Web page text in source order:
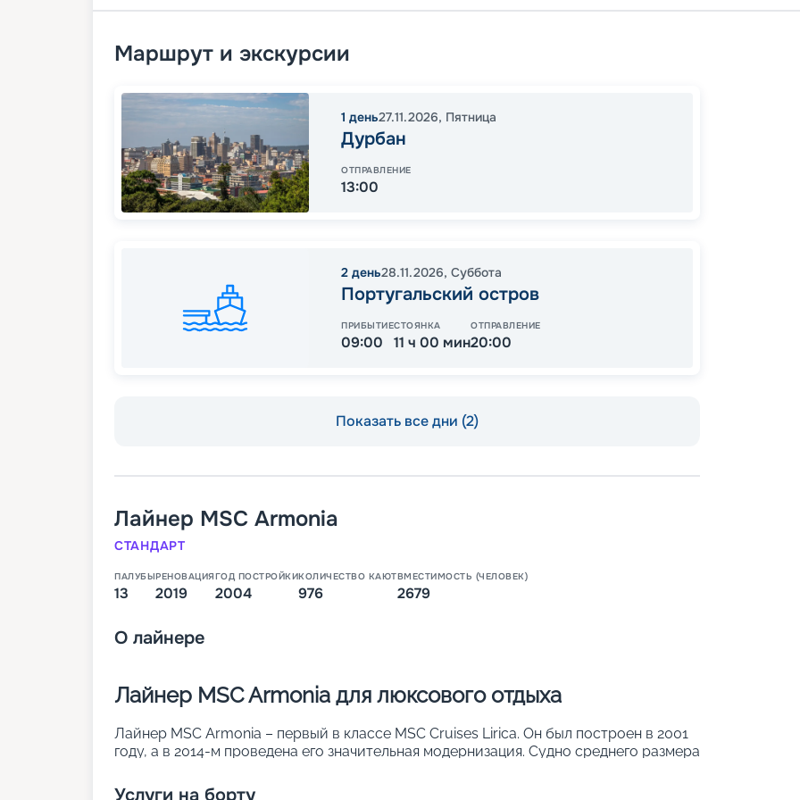
Маршрут и экскурсии
1 день27.11.2026, Пятница
Дурбан
ОТПРАВЛЕНИЕ
13:00
2 день28.11.2026, Суббота
Португальский остров
ПРИБЫТИЕ
09:00
СТОЯНКА
11 ч 00 мин
ОТПРАВЛЕНИЕ
20:00
Показать все дни (2)
Лайнер MSC Armonia
СТАНДАРТ
ПАЛУБЫ
13
РЕНОВАЦИЯ
2019
ГОД ПОСТРОЙКИ
2004
КОЛИЧЕСТВО КАЮТ
976
ВМЕСТИМОСТЬ (ЧЕЛОВЕК)
2679
О лайнере
Лайнер MSC Armonia для люксового отдыха
Лайнер MSC Armonia – первый в классе MSC Cruises Lirica. Он был построен в 2001
году, а в 2014-м проведена его значительная модернизация. Судно среднего размера
• ширина – 29 м;
Услуги на борту